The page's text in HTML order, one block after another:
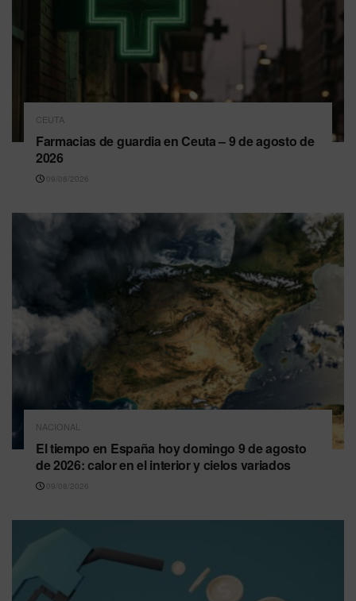
CEUTA
Farmacias de guardia en Ceuta – 9 de agosto de
2026
09/08/2026
NACIONAL
El tiempo en España hoy domingo 9 de agosto
de 2026: calor en el interior y cielos variados
09/08/2026